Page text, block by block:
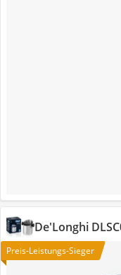
De'Longhi
Preis-Leistungs-Sieger